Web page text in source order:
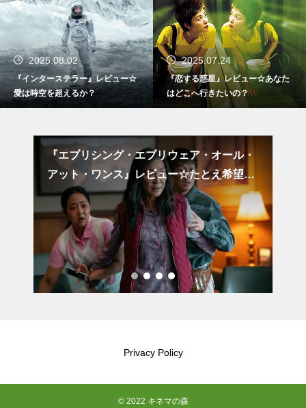
2025.08.02
『インターステラー』レビュー☆
愛は時空を超えるか？
2025.07.24
『恋する惑星』レビュー☆あなた
はどこへ行きたいの？
『エブリシング・エブリウェア・オール・
アット・ワンス』レビュー☆たとえ希望を
失いかけても
Privacy Policy
© 2022 キネマの森